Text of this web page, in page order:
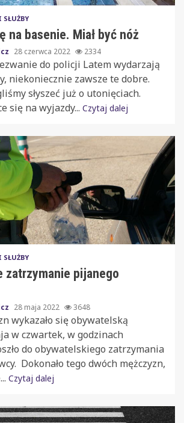
SŁUŻBY
na basenie. Miał być nóż
28 czerwca 2022 2334
do policji Latem wydarzają
niekoniecznie zawsze te dobre.
słyszeć już o utonięciach.
się na wyjazdy... Czytaj dalej
SŁUŻBY
zatrzymanie pijanego
28 maja 2022 3648
wykazało się obywatelską
w czwartek, w godzinach
do obywatelskiego zatrzymania
Dokonało tego dwóch mężczyzn,
Czytaj dalej